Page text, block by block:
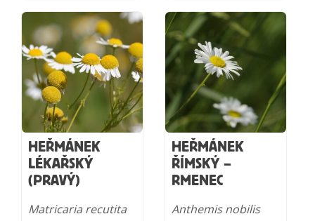
HEŘMÁNEK
LÉKAŘSKÝ
(PRAVÝ)
Matricaria recutita
HEŘMÁNEK
ŘÍMSKÝ –
RMENEC
Anthemis nobilis